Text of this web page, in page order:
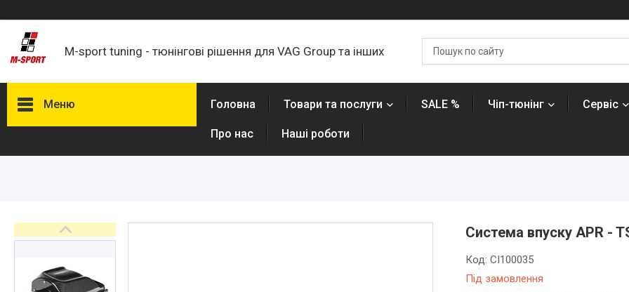
M-sport tuning - тюнінгові рішення для VAG Group та інших
Меню Головна Товари та послуги SALE % Чіп-тюнінг Сервіс
Про нас Наші роботи
Система впуску APR -
Під замовлення
Код: CI100035